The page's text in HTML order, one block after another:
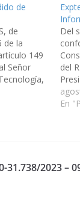
de
de
de la
149
Señor
Del
del
días
En
31.738/2023 –